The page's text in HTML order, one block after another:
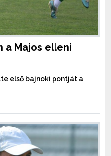
a Majos elleni
első bajnoki pontját a